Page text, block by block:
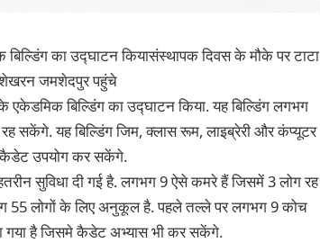
का उद्घाटन कियासंस्थापक दिवस के मौके पर टाटा
जमशेदपुर पहुंचे
बिल्डिंग का उद्घाटन किया. यह बिल्डिंग लगभग
सकेंगे. यह बिल्डिंग जिम, क्लास रूम, लाइब्रेरी और कंप्यूटर
उपयोग कर सकेंगे.
सुविधा दी गई है. लगभग 9 ऐसे कमरे हैं जिसमें 3 लोग रह
लोगों के लिए अनुकूल है. पहले तल्ले पर लगभग 9 कोच
गया है जिसमे कैडेट अभ्यास भी कर सकेंगे.